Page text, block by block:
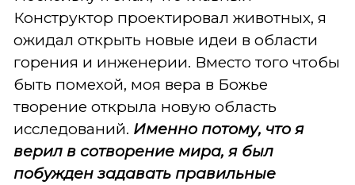
Конструктор проектировал животных, я
ожидал открыть новые идеи в области
горения и инженерии. Вместо того чтобы
быть помехой, моя вера в Божье
творение открыла новую область
исследований. Именно потому, что я
верил в сотворение мира, я был
побужден задавать правильные